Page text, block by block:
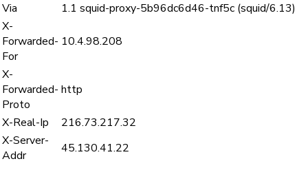
Via
1.1 squid-proxy-5b96dc6d46-tnf5c (squid/6.13)
X-
Forwarded-
For
10.4.98.208
X-
Forwarded-
Proto
http
X-Real-Ip
216.73.217.32
X-Server-
Addr
45.130.41.22